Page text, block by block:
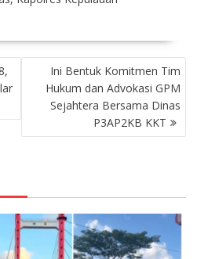
Ini Bentuk Komitmen Tim
Hukum dan Advokasi GPM
Sejahtera Bersama Dinas
P3AP2KB KKT